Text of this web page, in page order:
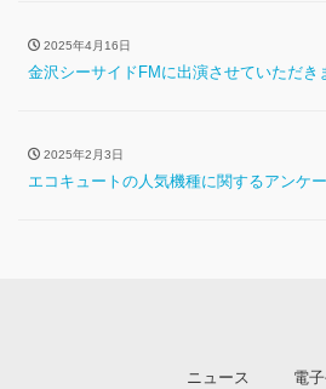
2025年4月16日
金沢シーサイドFMに出演させていただき
2025年2月3日
エコキュートの人気機種に関するアンケ
ニュース 電